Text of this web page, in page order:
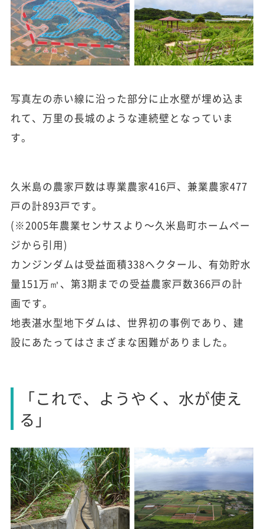
写真左の赤い線に沿った部分に止水壁が埋め込ま
れて、万里の長城のような連続壁となっていま
す。
久米島の農家戸数は専業農家416戸、兼業農家477
戸の計893戸です。
(※2005年農業センサスより～久米島町ホームペー
ジから引用)
カンジンダムは受益面積338ヘクタール、有効貯水
量151万㎥、第3期までの受益農家戸数366戸の計
画です。
地表湛水型地下ダムは、世界初の事例であり、建
設にあたってはさまざまな困難がありました。
「これで、ようやく、水が使え
る」